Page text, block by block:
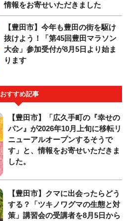
情報をお寄せいただきました
【豊田市】今年も豊田の街を駆け
抜けよう！「第45回豊田マラソン
大会」参加受付が8月5日より始ま
ります
おすすめ記事
【豊田市】「広久手町の『幸せの
パン』が2026年10月上旬に移転リ
ニューアルオープンするそうで
す」と、情報をお寄せいただきま
した。
【豊田市】クマに出会ったらどう
する？「ツキノワグマの生態と対
策」講習会の受講者を8月5日から